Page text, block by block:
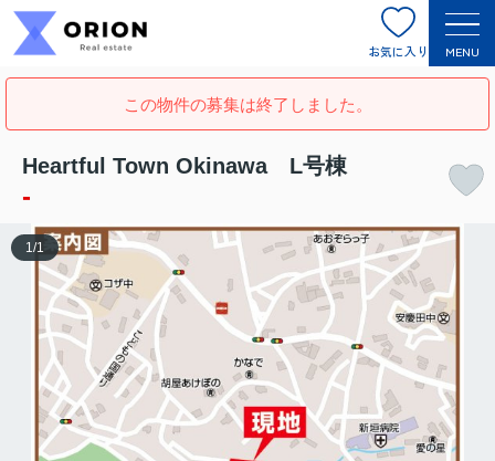
お気に入り MENU
この物件の募集は終了しました。
Heartful Town Okinawa L号棟
-
1 /1